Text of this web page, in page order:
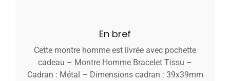
En bref
Cette montre homme est livrée avec pochette
cadeau – Montre Homme Bracelet Tissu –
Cadran : Métal – Dimensions cadran : 39x39mm